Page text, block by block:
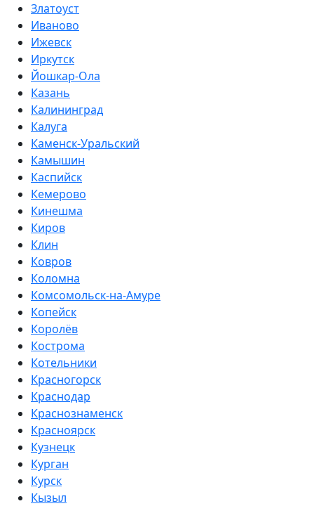
Златоуст
Иваново
Ижевск
Иркутск
Йошкар-Ола
Казань
Калининград
Калуга
Каменск-Уральский
Камышин
Каспийск
Кемерово
Кинешма
Киров
Клин
Ковров
Коломна
Комсомольск-на-Амуре
Копейск
Королёв
Кострома
Котельники
Красногорск
Краснодар
Краснознаменск
Красноярск
Кузнецк
Курган
Курск
Кызыл